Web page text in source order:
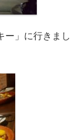
ー」に行きまし